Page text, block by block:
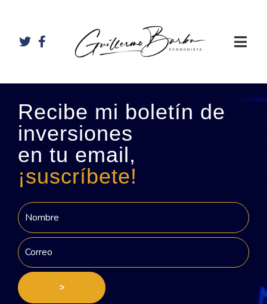
Recibe mi boletín de
inversiones
en tu email,
¡suscríbete!
>